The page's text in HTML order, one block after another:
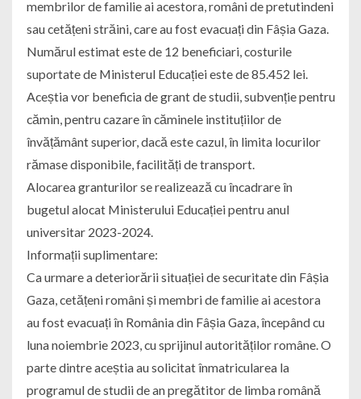
membrilor de familie ai acestora, români de pretutindeni
sau cetățeni străini, care au fost evacuați din Fâșia Gaza.
Numărul estimat este de 12 beneficiari, costurile
suportate de Ministerul Educației este de 85.452 lei.
Aceștia vor beneficia de grant de studii, subvenție pentru
cămin, pentru cazare în căminele instituțiilor de
învățământ superior, dacă este cazul, în limita locurilor
rămase disponibile, facilități de transport.
Alocarea granturilor se realizează cu încadrare în
bugetul alocat Ministerului Educației pentru anul
universitar 2023-2024.
Informații suplimentare:
Ca urmare a deteriorării situației de securitate din Fâșia
Gaza, cetățeni români și membri de familie ai acestora
au fost evacuați în România din Fâșia Gaza, începând cu
luna noiembrie 2023, cu sprijinul autorităților române. O
parte dintre aceștia au solicitat înmatricularea la
programul de studii de an pregătitor de limba română